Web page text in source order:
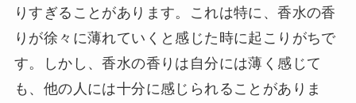
りすぎることがあります。これは特に、香水の香
りが徐々に薄れていくと感じた時に起こりがちで
す。しかし、香水の香りは自分には薄く感じて
も、他の人には十分に感じられることがありま